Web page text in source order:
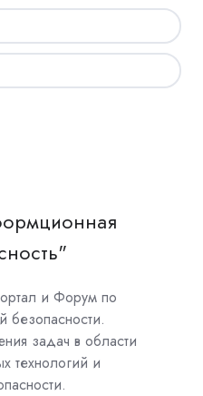
и Форум по
безопасности.
задач в области
технологий и